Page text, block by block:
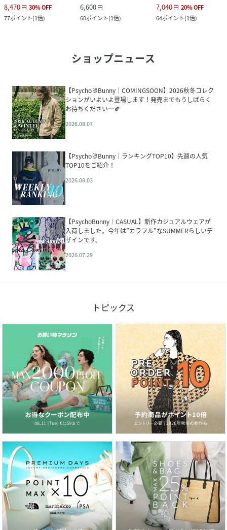
8,470円 30%OFF
77ポイント(1倍)
6,600円
60ポイント(1倍)
7,040円 20%OFF
64ポイント(1倍)
ショップニュース
【Psycho🐰Bunny｜COMINGSOON】2026秋冬コレク
ションがいよいよ登場します！発売までもうしばらく
お待ちください…🍂
2026.08.07
【Psycho🐰Bunny｜ランキングTOP10】先週の人気
TOP10をご紹介！
2026.08.03
【PsychoBunny｜CASUAL】新作カジュアルウェアが
入荷しました。今年は”カラフル”なSUMMERらしいデ
ザインです。
2026.07.29
トピックス